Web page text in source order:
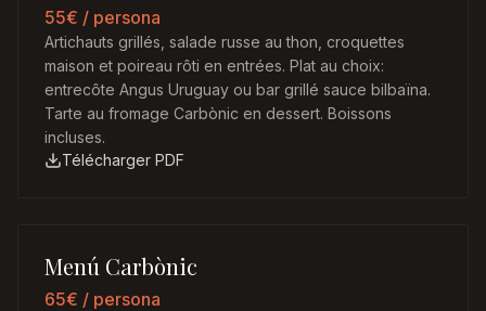
55€ / persona
Artichauts grillés, salade russe au thon, croquettes
maison et poireau rôti en entrées. Plat au choix:
entrecôte Angus Uruguay ou bar grillé sauce bilbaïna.
Tarte au fromage Carbònic en dessert. Boissons
incluses.
Télécharger PDF
Menú Carbònic
65€ / persona